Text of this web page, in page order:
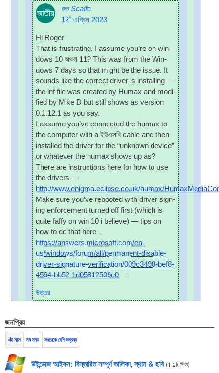
জাতীয়
জন Scaife
12ম এপ্রিল 2023
Hi Roger
That is frus­trat­ing.
I assume you’re on win­
dows 10 অথবা 11?This was from the Win­
dows 7days so that might be the issue. It
sounds like the cor­rect driver is installing —
the inf file was cre­ated by Humax and mod­i­
fied by Mike D but still shows as ver­sion
0.1.12.1as you say.
I assume you’ve con­nec­ted the humax to
the com­puter with a ইউএসবি cable and then
installed the driver for the “unknown device”
or whatever the humax shows up as?
There are instruc­tions here for how to use
the drivers —
http://www.enigma.eclipse.co.uk/humax/
Make sure you’ve rebooted with driver sign­
ing enforce­ment turned off first (which is
quite faffy on win 10 i believe)— tips on
how to do that here —
https://answers.microsoft.com/en-
us/windows/forum/all/permanent-disable-
driver-signature-verification/009c3498-bef8-
4564-bb52-1d05812506e0
উত্তর
জনপ্রিয়
এই মাস সব সময় সবথেকে বেশি মন্তব্য
উইন্ডোজ আইকন: বিস্তারিত সম্পূর্ণ তালিকা, স্থান & ছবি (1.2k ভিউ)